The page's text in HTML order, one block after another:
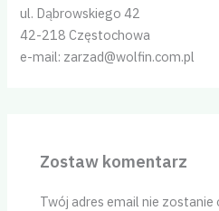
ul. Dąbrowskiego 42
42-218 Częstochowa
e-mail: zarzad@wolfin.com.pl
Zostaw komentarz
Twój adres email nie zostanie